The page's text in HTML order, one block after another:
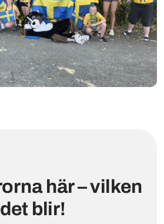
här – vilken
blir!